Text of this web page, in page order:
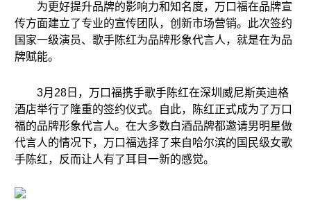
为更好提升品牌的影响力和知名度，万口福在品牌宣
传方面建立了专业的宣传团队，创新市场营销。此次签约
国家一级演员、歌手陈红为品牌形象代言人，就是在为品
牌赋能。
3月28日，万口福携手歌手陈红在深圳威尼斯英迪格
酒店举行了隆重的签约仪式。自此，陈红正式成为了万口
福的品牌形象代言人。在大多数白酒品牌都邀请男明星做
代言人的情况下，万口福选择了来自哈尔滨的国民级女歌
手陈红，反而让人有了耳目一新的感觉。